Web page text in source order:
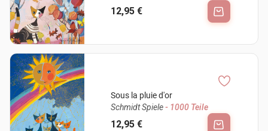
12,95 €
Sous la pluie d'or
Schmidt Spiele- 1000 Teile
12,95 €